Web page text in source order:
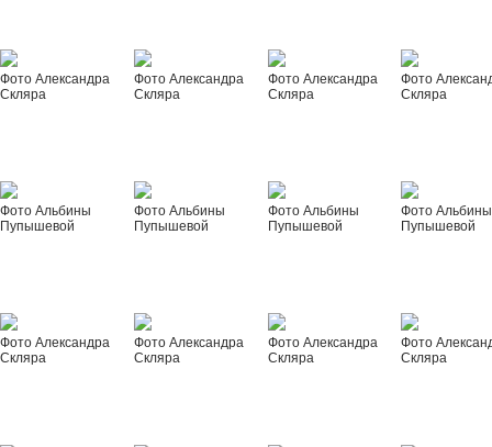
Фото Александра
Скляра
Фото Александра
Скляра
Фото Александра
Скляра
Фото
Скляра
Фото Альбины
Пупышевой
Фото Альбины
Пупышевой
Фото Альбины
Пупышевой
Фото Альбины
Пупышевой
Фото Александра
Скляра
Фото Александра
Скляра
Фото Александра
Скляра
Фото
Скляра